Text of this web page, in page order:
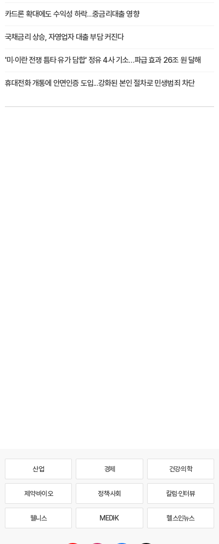
카드론 확대에도 수익성 하락…중금리대출 영향
국채금리 상승, 자영업자 대출 부담 커진다
'미·이란 전쟁 틈타 유가 담합' 정유 4사 기소…파급 효과 26조 원 달해
휴대전화 개통에 안면인증 도입...강화된 본인 절차로 민생범죄 차단
산업 경제 건강·의학
제약·바이오 정책·사회 칼럼·인터뷰
웰니스 MEDI·K 헬스인뉴스